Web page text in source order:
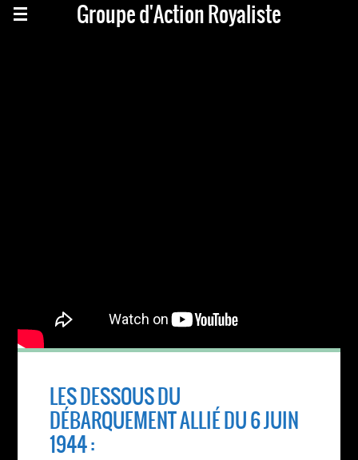
Groupe d'Action Royaliste
LES DESSOUS DU
DÉBARQUEMENT ALLIÉ DU 6 JUIN
1944 :